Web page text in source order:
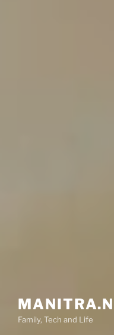
Family, Tech and Life